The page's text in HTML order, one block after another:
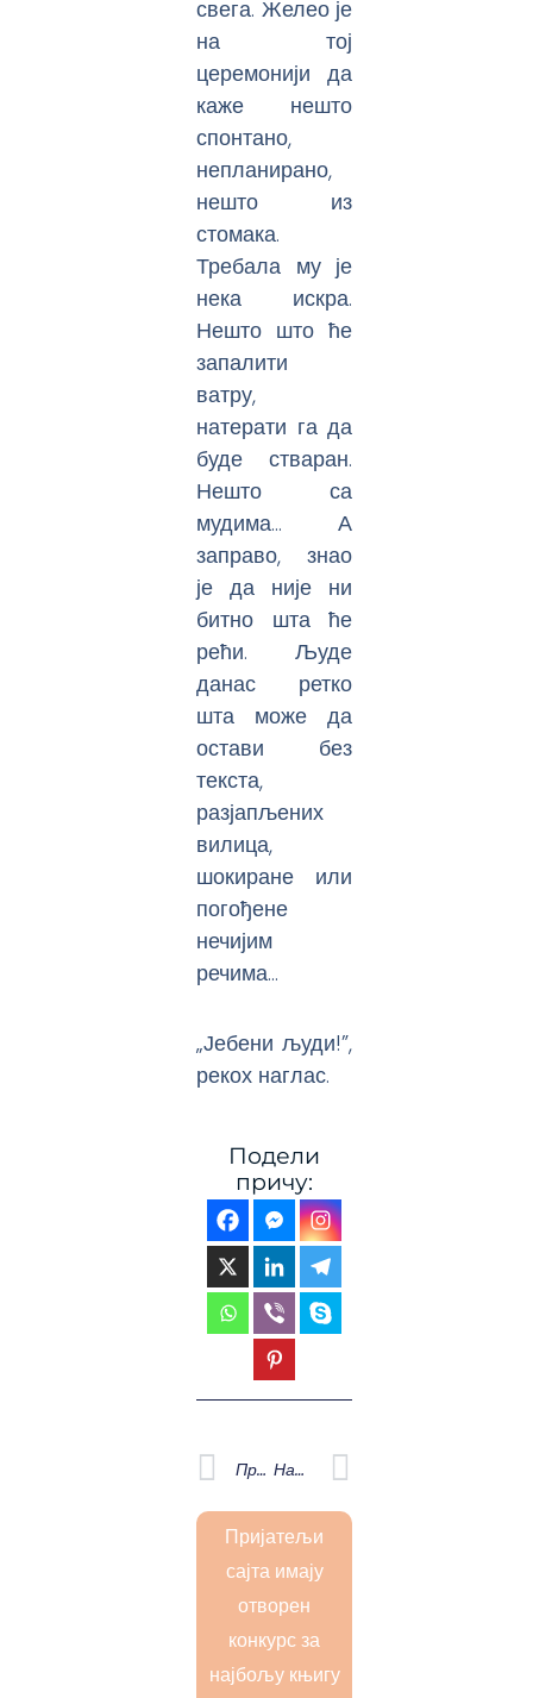
свега. Желео је
на тој
церемонији да
каже нешто
спонтано,
непланирано,
нешто из
стомака.
Требала му је
нека искра.
Нешто што ће
запалити
ватру,
натерати га да
буде стваран.
Нешто са
мудима… А
заправо, знао
је да није ни
битно шта ће
рећи. Људе
данас ретко
шта може да
остави без
текста,
разјапљених
вилица,
шокиране или
погођене
нечијим
речима…
„Јебени људи!”,
рекох наглас.
Подели
причу:
Prev
Претходна Наредна
Next
Пријатељи
сајта имају
отворен
конкурс за
најбољу књигу